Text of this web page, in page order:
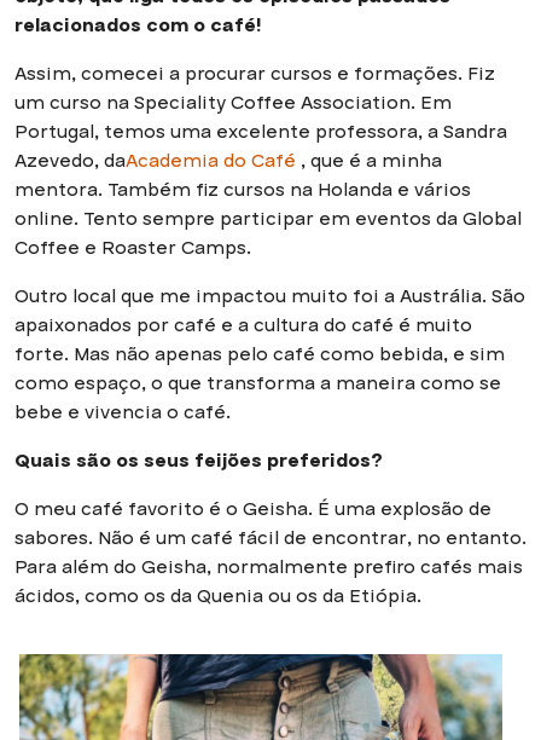
relacionados com o café!
Assim, comecei a procurar cursos e formações. Fiz
um curso na Speciality Coffee Association. Em
Portugal, temos uma excelente professora, a Sandra
Azevedo, daAcademia do Café , que é a minha
mentora. Também fiz cursos na Holanda e vários
online. Tento sempre participar em eventos da Global
Coffee e Roaster Camps.
Outro local que me impactou muito foi a Austrália. São
apaixonados por café e a cultura do café é muito
forte. Mas não apenas pelo café como bebida, e sim
como espaço, o que transforma a maneira como se
bebe e vivencia o café.
Quais são os seus feijões preferidos?
O meu café favorito é o Geisha. É uma explosão de
sabores. Não é um café fácil de encontrar, no entanto.
Para além do Geisha, normalmente prefiro cafés mais
ácidos, como os da Quenia ou os da Etiópia.